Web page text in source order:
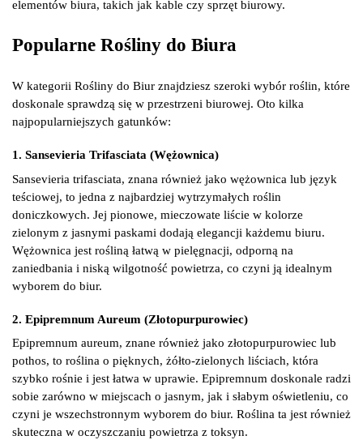
elementów biura, takich jak kable czy sprzęt biurowy.
Popularne Rośliny do Biura
W kategorii Rośliny do Biur znajdziesz szeroki wybór roślin, które
doskonale sprawdzą się w przestrzeni biurowej. Oto kilka
najpopularniejszych gatunków:
1. Sansevieria Trifasciata (Wężownica)
Sansevieria trifasciata, znana również jako wężownica lub język
teściowej, to jedna z najbardziej wytrzymałych roślin
doniczkowych. Jej pionowe, mieczowate liście w kolorze
zielonym z jasnymi paskami dodają elegancji każdemu biuru.
Wężownica jest rośliną łatwą w pielęgnacji, odporną na
zaniedbania i niską wilgotność powietrza, co czyni ją idealnym
wyborem do biur.
2. Epipremnum Aureum (Złotopurpurowiec)
Epipremnum aureum, znane również jako złotopurpurowiec lub
pothos, to roślina o pięknych, żółto-zielonych liściach, która
szybko rośnie i jest łatwa w uprawie. Epipremnum doskonale radzi
sobie zarówno w miejscach o jasnym, jak i słabym oświetleniu, co
czyni je wszechstronnym wyborem do biur. Roślina ta jest również
skuteczna w oczyszczaniu powietrza z toksyn.